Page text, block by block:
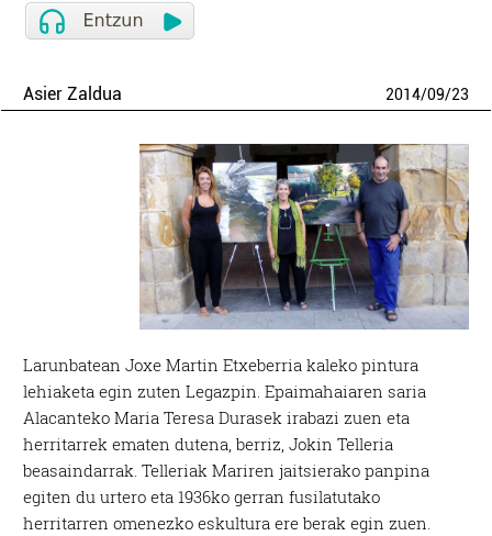
Asier Zaldua 2014/09/23
Larunbatean Joxe Martin Etxeberria kaleko pintura
lehiaketa egin zuten Legazpin. Epaimahaiaren saria
Alacanteko Maria Teresa Durasek irabazi zuen eta
herritarrek ematen dutena, berriz, Jokin Telleria
beasaindarrak. Telleriak Mariren jaitsierako panpina
egiten du urtero eta 1936ko gerran fusilatutako
herritarren omenezko eskultura ere berak egin zuen.